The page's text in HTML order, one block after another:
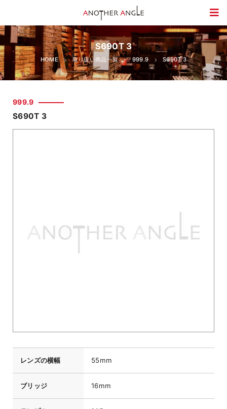
S690T 3
HOME 取り扱い商品一覧 999.9 S690T 3
999.9
S690T 3
レンズの横幅 55mm
ブリッジ 16mm